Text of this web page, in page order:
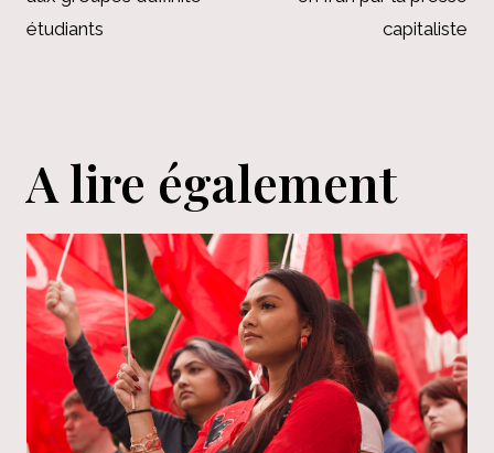
étudiants
capitaliste
A lire également